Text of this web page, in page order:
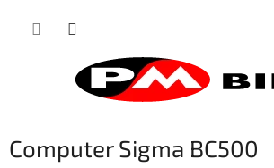
Computer Sigma BC500